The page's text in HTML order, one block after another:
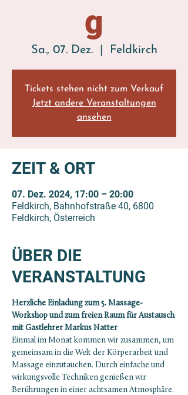
g
Sa., 07. Dez.
  |
Feldkirch
Tickets stehen nicht zum Verkauf
Jetzt andere Veranstaltungen
ansehen
ZEIT & ORT
07. Dez. 2024, 17:00 – 20:00
Feldkirch, Bahnhofstraße 40, 6800
Feldkirch, Österreich
ÜBER DIE
VERANSTALTUNG
Herzliche Einladung zum 5. Massage-
Workshop und zum freien Raum für Austausch
mit Gastlehrer Markus Natter
Einmal im Monat kommen wir zusammen, um
gemeinsam in die Welt der Körperarbeit und
Massage einzutauchen. Durch einfache und
wirkungsvolle Techniken genießen wir
Berührungen in einer achtsamen Atmosphäre.